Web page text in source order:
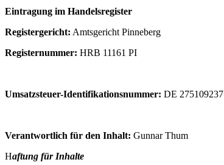
Eintragung im Handelsregister
Registergericht: Amtsgericht Pinneberg
Registernummer: HRB 11161 PI
Umsatzsteuer-Identifikationsnummer: DE 275109237
Verantwortlich für den Inhalt: Gunnar Thum
Haftung für Inhalte